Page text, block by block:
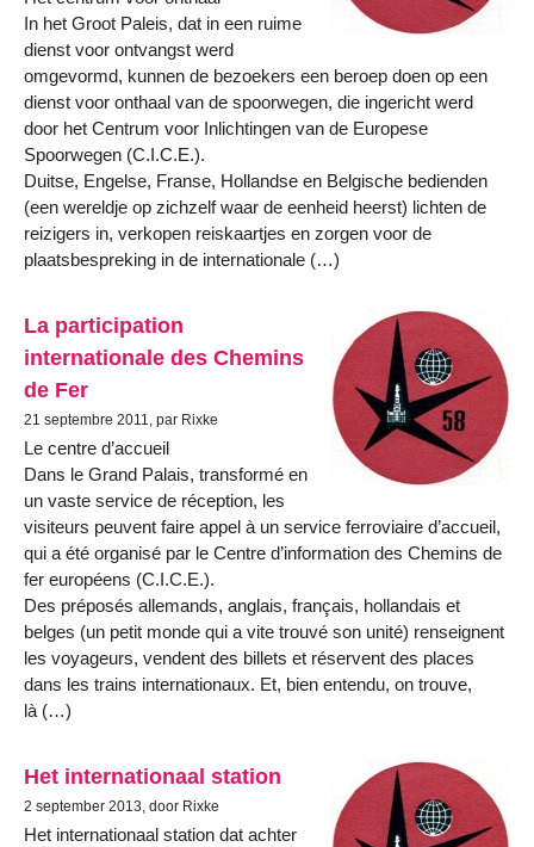
In het Groot Paleis, dat in een ruime
dienst voor ontvangst werd
omgevormd, kunnen de bezoekers een beroep doen op een
dienst voor onthaal van de spoorwegen, die ingericht werd
door het Centrum voor Inlichtingen van de Europese
Spoorwegen (C.I.C.E.).
Duitse, Engelse, Franse, Hollandse en Belgische bedienden
(een wereldje op zichzelf waar de eenheid heerst) lichten de
reizigers in, verkopen reiskaartjes en zorgen voor de
plaatsbespreking in de internationale (…)
La participation
internationale des Chemins
de Fer
21 septembre 2011, par Rixke
Le centre d’accueil
Dans le Grand Palais, transformé en
un vaste service de réception, les
visiteurs peuvent faire appel à un service ferroviaire d’accueil,
qui a été organisé par le Centre d’information des Chemins de
fer européens (C.I.C.E.).
Des préposés allemands, anglais, français, hollandais et
belges (un petit monde qui a vite trouvé son unité) renseignent
les voyageurs, vendent des billets et réservent des places
dans les trains internationaux. Et, bien entendu, on trouve,
là (…)
Het internationaal station
2 september 2013, door Rixke
Het internationaal station dat achter